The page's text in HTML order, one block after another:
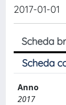
2017-01-01
Scheda
Scheda
Anno
2017